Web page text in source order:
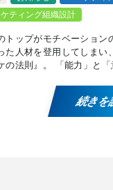
ティング組織設計
トップがモチベーション
た人材を登用してしまい
の法則』。 「能力」と
続きを